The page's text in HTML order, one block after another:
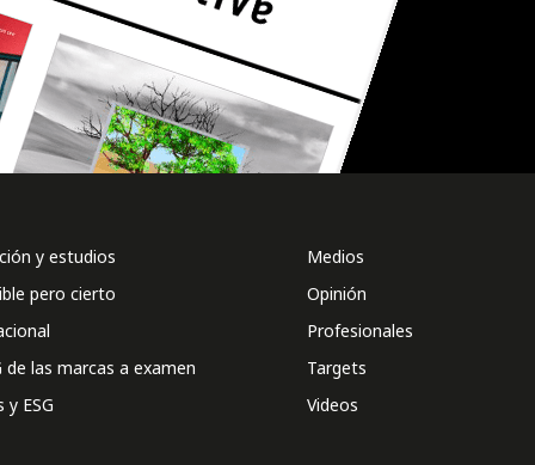
y estudios
pero cierto
de las marcas a examen
y ESG
Medios
Opinión
Profesionales
Targets
Videos